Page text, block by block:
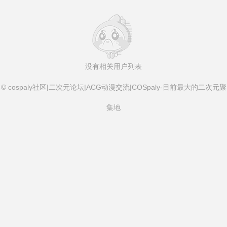
没有相关用户列表
© cospaly社区|二次元论坛|ACG动漫交流|COSpaly-目前最大的二次元聚
集地